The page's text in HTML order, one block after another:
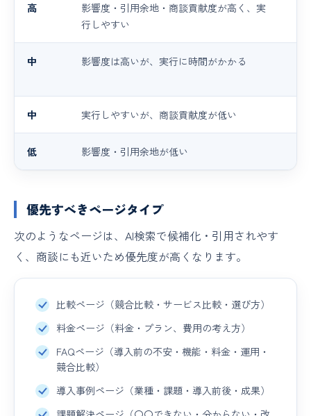
高
影響度・引用余地・商談貢献度が高く、実
行しやすい
中 影響度は高いが、実行に時間がかかる
中 実行しやすいが、商談貢献度が低い
低 影響度・引用余地が低い
優先すべきページタイプ
次のようなページは、AI検索で候補化・引用されやす
く、商談にも近いため優先度が高くなります。
比較ページ（競合比較・サービス比較・選び方）
料金ページ（料金・プラン、費用の考え方）
FAQページ（導入前の不安・機能・料金・運用・
競合比較）
導入事例ページ（業種・課題・導入前後・成果）